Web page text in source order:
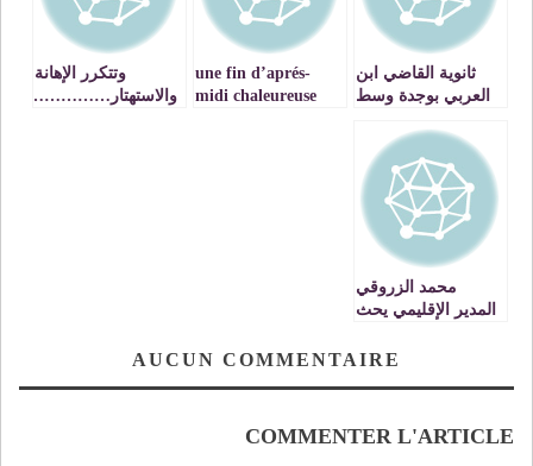
ثانوية القاضي ابن
العربي بوجدة وسط
الثقافية
une fin d’aprés-
midi chaleureuse
وتتكرر الإهانة
والاستهتار……………
محمد الزروقي
المدير الإقليمي يحث
ألمشاركة بكثافة فيAUCUN COMMENTAIRE
COMMENTER L'ARTICLE